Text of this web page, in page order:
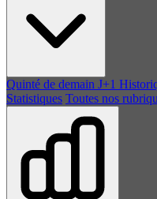
Quinté de demain J+1
Statistiques Toutes nos